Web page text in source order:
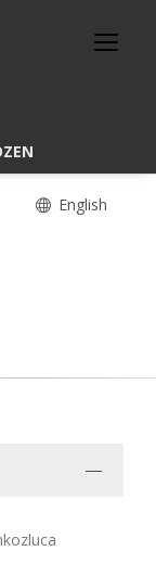
English